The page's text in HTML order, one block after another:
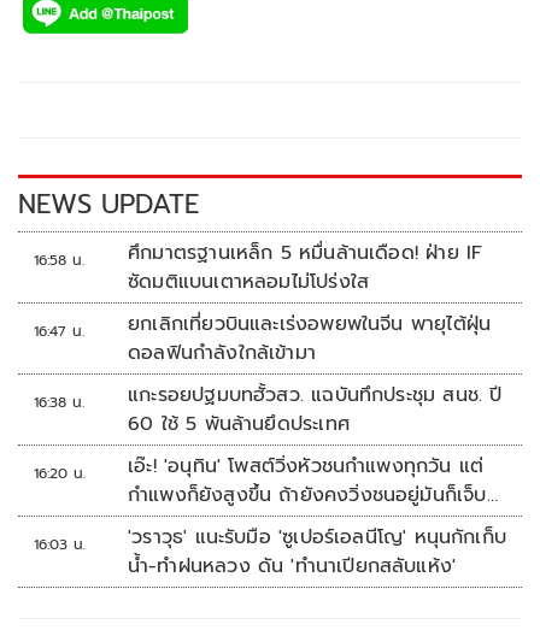
e
k
tt p
k
NEWS UPDATE
16:58 น.
ศึกมาตรฐานเหล็ก 5 หมื่นล้านเดือด! ฝ่าย IF
ซัดมติแบนเตาหลอมไม่โปร่งใส
16:47 น.
ยกเลิกเที่ยวบินและเร่งอพยพในจีน พายุไต้ฝุ่น
ดอลฟินกำลังใกล้เข้ามา
16:38 น.
แกะรอยปฐมบทฮั้วสว. แฉบันทึกประชุม สนช. ปี
60 ใช้ 5 พันล้านยึดประเทศ
16:20 น.
เอ๊ะ! 'อนุทิน' โพสต์วิ่งหัวชนกำแพงทุกวัน แต่
กำแพงก็ยังสูงขึ้น ถ้ายังคงวิ่งชนอยู่มันก็เจ็บ
หัวอีก
16:03 น.
'วราวุธ' แนะรับมือ 'ซูเปอร์เอลนีโญ' หนุนกักเก็บ
น้ำ-ทำฝนหลวง ดัน 'ทำนาเปียกสลับแห้ง'